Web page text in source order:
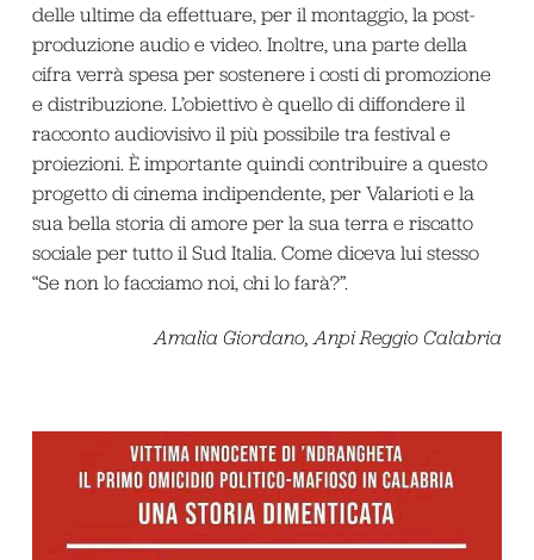
delle ultime da effettuare, per il montaggio, la post-
produzione audio e video. Inoltre, una parte della
cifra verrà spesa per sostenere i costi di promozione
e distribuzione. L’obiettivo è quello di diffondere il
racconto audiovisivo il più possibile tra festival e
proiezioni. È importante quindi contribuire a questo
progetto di cinema indipendente, per Valarioti e la
sua bella storia di amore per la sua terra e riscatto
sociale per tutto il Sud Italia. Come diceva lui stesso
“Se non lo facciamo noi, chi lo farà?”.
Amalia Giordano, Anpi Reggio Calabria